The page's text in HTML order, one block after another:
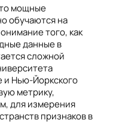
мощные
обучаются на
того, как
данные в
сложной
Нью-Йоркского
метрику,
для измерения
признаков в